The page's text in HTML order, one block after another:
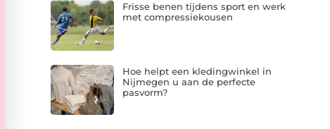
Frisse benen tijdens sport en werk
met compressiekousen
Hoe helpt een kledingwinkel in
Nijmegen u aan de perfecte
pasvorm?